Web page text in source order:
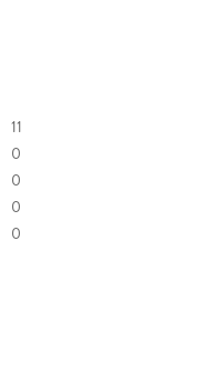
11
0
0
0
0